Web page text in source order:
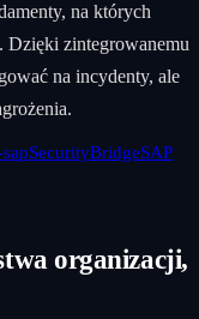
na których
Dzięki zintegrowanemu
na incydenty, ale
SecurityBridgeSAP
organizacji,